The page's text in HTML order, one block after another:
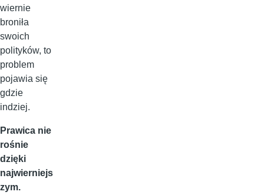
wiernie
broniła
swoich
polityków, to
problem
pojawia się
gdzie
indziej.
Prawica nie
rośnie
dzięki
najwierniejs
zym.